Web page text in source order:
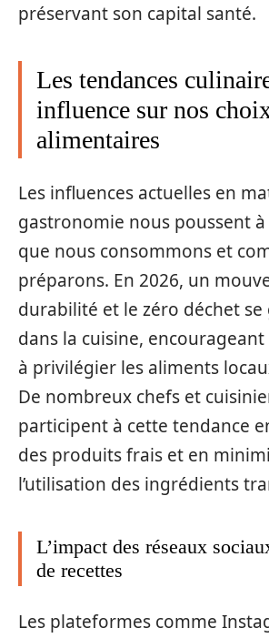
préservant son capital santé.
Les tendances
influence sur nos
alimentaires
Les influences actuelles en
gastronomie nous poussent
que nous consommons et
préparons. En 2026, un
durabilité et le zéro déchet se
dans la cuisine,
à privilégier les aliments
De nombreux chefs et
participent à cette tendance
des produits frais et en
l’utilisation des ingrédients
L’impact des réseaux
de recettes
Les plateformes comme